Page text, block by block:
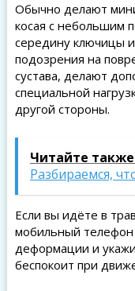
Обычно делают
косая с небольшим
середину ключицы
подозрения на
сустава, делают
специальной
другой стороны.
Читайте
Разбираемся,
Если вы идёте в
мобильный
деформации и
беспокоит при